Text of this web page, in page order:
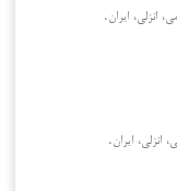
انزلی، ایران.
انزلی، ایران.